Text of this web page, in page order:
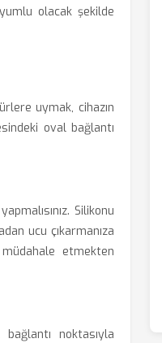
olacak şekilde
uymak, cihazın
oval bağlantı
Silikonu
ucu çıkarmanıza
etmekten
noktasıyla